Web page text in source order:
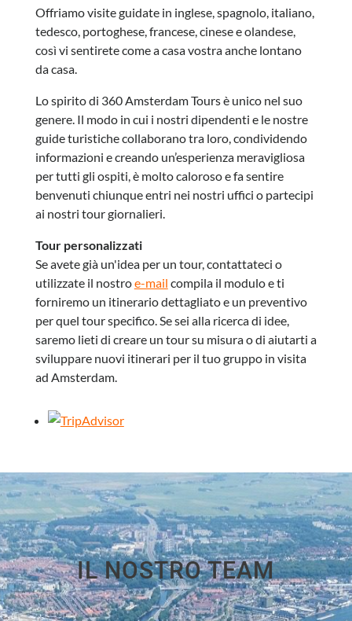
Offriamo visite guidate in inglese, spagnolo, italiano,
tedesco, portoghese, francese, cinese e olandese,
così vi sentirete come a casa vostra anche lontano
da casa.
Lo spirito di 360 Amsterdam Tours è unico nel suo
genere. Il modo in cui i nostri dipendenti e le nostre
guide turistiche collaborano tra loro, condividendo
informazioni e creando un’esperienza meravigliosa
per tutti gli ospiti, è molto caloroso e fa sentire
benvenuti chiunque entri nei nostri uffici o partecipi
ai nostri tour giornalieri.
Tour personalizzati
Se avete già un'idea per un tour, contattateci o
utilizzate il nostroe-mail compila il modulo e ti
forniremo un itinerario dettagliato e un preventivo
per quel tour specifico. Se sei alla ricerca di idee,
saremo lieti di creare un tour su misura o di aiutarti a
sviluppare nuovi itinerari per il tuo gruppo in visita
ad Amsterdam.
IL NOSTRO TEAM